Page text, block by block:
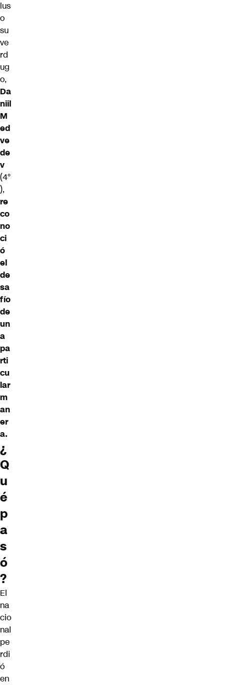
lus
o
su
ve
rd
ug
o,
Da
niil
M
ed
ve
de
v
(4°
),
re
co
no
ci
ó
el
de
sa
fío
de
un
a
pa
rti
cu
lar
m
an
er
a.
¿
Q
u
é
p
a
s
ó
?
El
na
cio
nal
pe
rdi
ó
en